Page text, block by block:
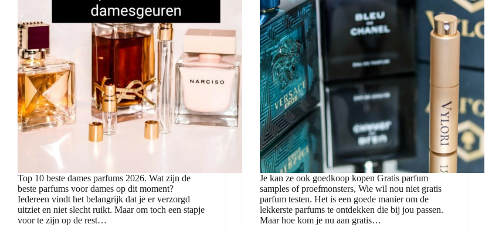
Top 10 beste dames parfums 2026. Wat zijn de
beste parfums voor dames op dit moment?
Iedereen vindt het belangrijk dat je er verzorgd
uitziet en niet slecht ruikt. Maar om toch een stapje
voor te zijn op de rest…
Je kan ze ook goedkoop kopen Gratis parfum
samples of proefmonsters, Wie wil nou niet gratis
parfum testen. Het is een goede manier om de
lekkerste parfums te ontdekken die bij jou passen.
Maar hoe kom je nu aan gratis…